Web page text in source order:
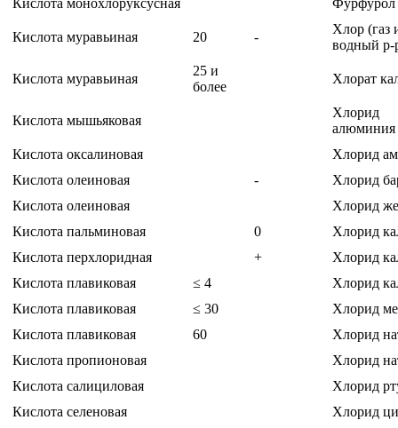
Кислота муравьиная 20 -
Хлор (газ
водный р-
Кислота муравьиная
25 и
более
Хлорат
Кислота мышьяковая
Хлорид
алюминия
Кислота оксалиновая
Хлорид
Кислота олеиновая
-
Хлорид
Кислота олеиновая
Хлорид
Кислота пальминовая
0
Хлорид
Кислота перхлоридная
+
Хлорид
Кислота плавиковая
≤ 4
Хлорид
Кислота плавиковая
≤ 30
Хлорид
Кислота плавиковая
60
Хлорид
Кислота пропионовая
Хлорид
Кислота салициловая
Хлорид
Кислота селеновая
Хлорид